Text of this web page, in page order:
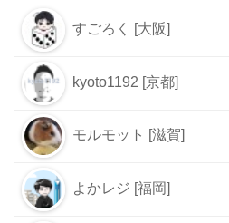
すごろく [大阪]
kyoto1192 [京都]
モルモット [滋賀]
よかレジ [福岡]